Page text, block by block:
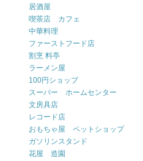
居酒屋
喫茶店 カフェ
中華料理
ファーストフード店
割烹 料亭
ラーメン屋
100円ショップ
スーパー ホームセンター
文房具店
レコード店
おもちゃ屋 ペットショップ
ガソリンスタンド
花屋 造園